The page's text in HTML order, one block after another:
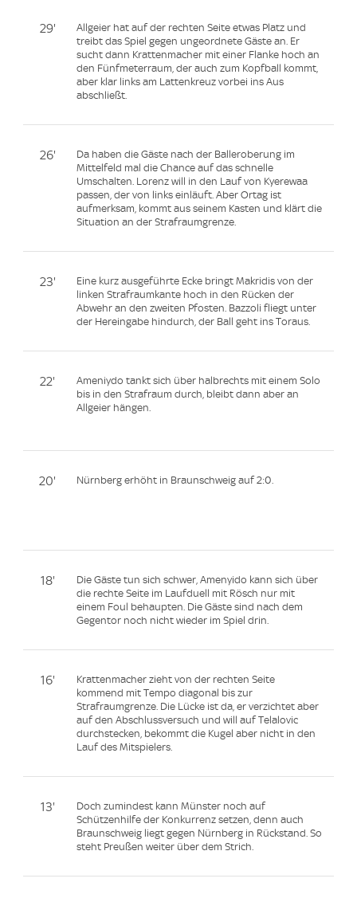
29'
Allgeier hat auf der rechten Seite etwas Platz und
treibt das Spiel gegen ungeordnete Gäste an. Er
sucht dann Krattenmacher mit einer Flanke hoch an
den Fünfmeterraum, der auch zum Kopfball kommt,
aber klar links am Lattenkreuz vorbei ins Aus
abschließt.
26'
Da haben die Gäste nach der Balleroberung im
Mittelfeld mal die Chance auf das schnelle
Umschalten. Lorenz will in den Lauf von Kyerewaa
passen, der von links einläuft. Aber Ortag ist
aufmerksam, kommt aus seinem Kasten und klärt die
Situation an der Strafraumgrenze.
23'
Eine kurz ausgeführte Ecke bringt Makridis von der
linken Strafraumkante hoch in den Rücken der
Abwehr an den zweiten Pfosten. Bazzoli fliegt unter
der Hereingabe hindurch, der Ball geht ins Toraus.
22'
Ameniydo tankt sich über halbrechts mit einem Solo
bis in den Strafraum durch, bleibt dann aber an
Allgeier hängen.
20' Nürnberg erhöht in Braunschweig auf 2:0.
18'
Die Gäste tun sich schwer, Amenyido kann sich über
die rechte Seite im Laufduell mit Rösch nur mit
einem Foul behaupten. Die Gäste sind nach dem
Gegentor noch nicht wieder im Spiel drin.
16'
Krattenmacher zieht von der rechten Seite
kommend mit Tempo diagonal bis zur
Strafraumgrenze. Die Lücke ist da, er verzichtet aber
auf den Abschlussversuch und will auf Telalovic
durchstecken, bekommt die Kugel aber nicht in den
Lauf des Mitspielers.
13'
Doch zumindest kann Münster noch auf
Schützenhilfe der Konkurrenz setzen, denn auch
Braunschweig liegt gegen Nürnberg in Rückstand. So
steht Preußen weiter über dem Strich.